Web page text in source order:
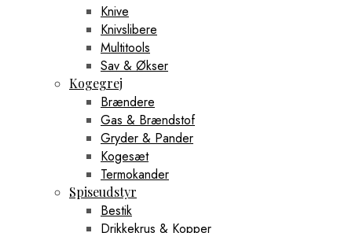
Knive
Knivslibere
Multitools
Sav & Økser
Kogegrej
Brændere
Gas & Brændstof
Gryder & Pander
Kogesæt
Termokander
Spiseudstyr
Bestik
Drikkekrus & Kopper